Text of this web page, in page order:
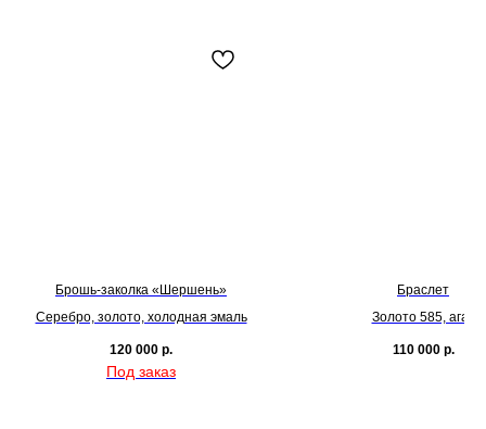
Брошь-заколка «Шершень»
Серебро, золото, холодная эмаль
120 000 р.
Браслет
Золото 585, агат
110 000 р.